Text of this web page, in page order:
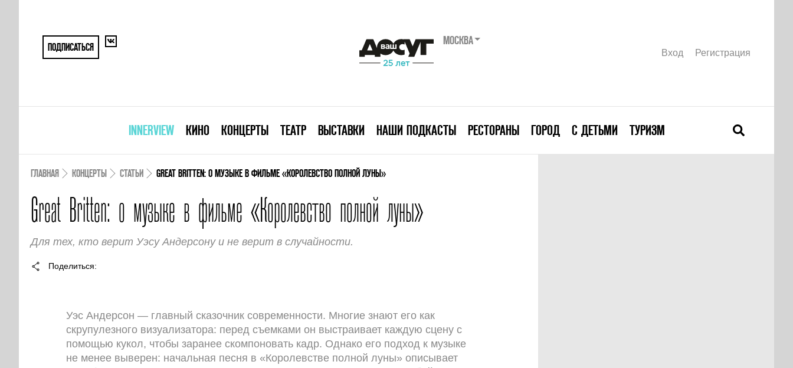
ПОДПИСАТЬСЯ
МОСКВА
Вход Регистрация
INNERVIEW КИНО КОНЦЕРТЫ ТЕАТР ВЫСТАВКИ НАШИ ПОДКАСТЫ РЕСТОРАНЫ ГОРОД С ДЕТЬМИ ТУРИЗМ
ГЛАВНАЯ КОНЦЕРТЫ СТАТЬИ GREAT BRITTEN: О МУЗЫКЕ В ФИЛЬМЕ «КОРОЛЕВСТВО ПОЛНОЙ ЛУНЫ»
Great Britten: о музыке в фильме «Королевство полной луны»
Для тех, кто верит Уэсу Андерсону и не верит в случайности.
Поделиться
Уэс Андерсон — главный сказочник современности. Многие знают его как
скрупулезного визуализатора: перед съемками он выстраивает каждую сцену с
помощью кукол, чтобы заранее скомпоновать кадр. Однако его подход к музыке
не менее выверен: начальная песня в «Королевстве полной луны» описывает